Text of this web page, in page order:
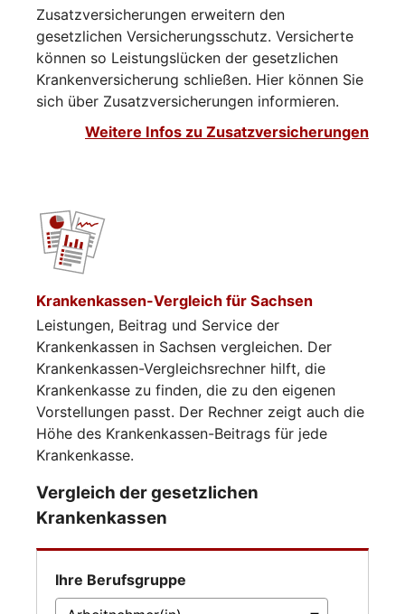
Zusatzversicherungen erweitern den
gesetzlichen Versicherungsschutz. Versicherte
können so Leistungslücken der gesetzlichen
Krankenversicherung schließen. Hier können Sie
sich über Zusatzversicherungen informieren.​​​​
Weitere Infos zu Zusatzversicherungen
Krankenkassen-Vergleich für Sachsen
Leistungen, Beitrag und Service der
Krankenkassen in Sachsen vergleichen. Der
Krankenkassen-Vergleichsrechner hilft, die
Krankenkasse zu finden, die zu den eigenen
Vorstellungen passt. Der Rechner zeigt auch die
Höhe des Krankenkassen-Beitrags für jede
Krankenkasse.
Vergleich der gesetzlichen
Krankenkassen
Ihre Berufsgruppe